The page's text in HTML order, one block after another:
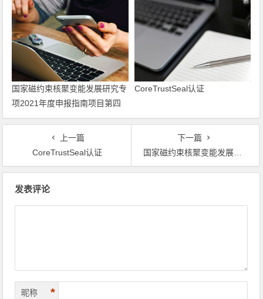
国家磁约束核聚变能发展研究专
项2021年度申报指南项目第四
组答辩评审专家名单公告
CoreTrustSeal认证
上一篇
CoreTrustSeal认证
下一篇
国家磁约束核聚变能发展研究专项2021年度申报指南项目第四组答辩评审专家名单公告
发表评论
昵称 *